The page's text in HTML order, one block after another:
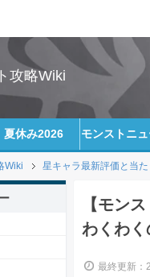
攻略Wiki
夏休み2026 モンストニ
Wiki 星キャラ最新評価と当
【モン
わくわく
最終更新：